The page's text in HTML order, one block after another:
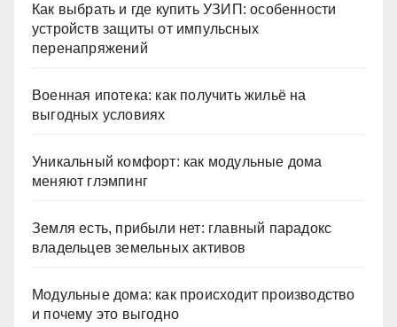
Как выбрать и где купить УЗИП: особенности
устройств защиты от импульсных
перенапряжений
Военная ипотека: как получить жильё на
выгодных условиях
Уникальный комфорт: как модульные дома
меняют глэмпинг
Земля есть, прибыли нет: главный парадокс
владельцев земельных активов
Модульные дома: как происходит производство
и почему это выгодно